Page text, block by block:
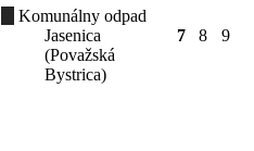
Komunálny odpad
Jasenica
(Považská
Bystrica)
7 8 9